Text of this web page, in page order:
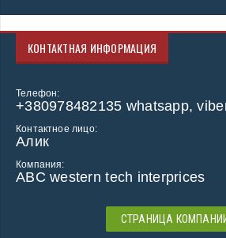
КОНТАКТНАЯ ИНФОРМАЦИЯ
Телефон:
+380978482135 whatsapp,
Контактное лицо:
Алик
Компания:
ABC western tech interprices
СТРАНИЦА